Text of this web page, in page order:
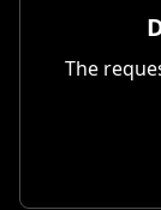
The